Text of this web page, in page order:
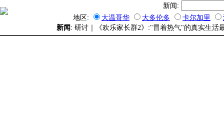
新闻:
地区:
大温哥华 大多伦多 卡尔加里
新闻 : 研讨｜《欢乐家长群2》:"冒着热气"的真实生活